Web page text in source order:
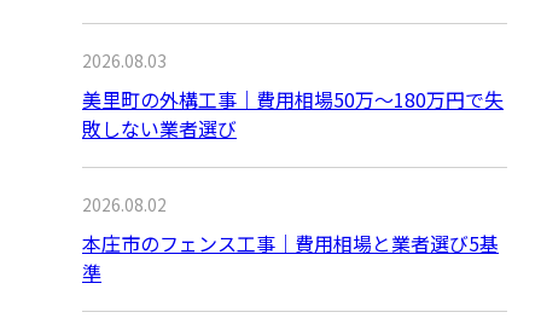
2026.08.03
美里町の外構工事｜費用相場50万〜180万円で失
敗しない業者選び
2026.08.02
本庄市のフェンス工事｜費用相場と業者選び5基
準